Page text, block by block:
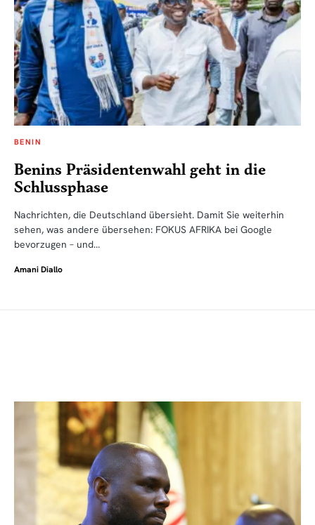
BENIN
Benins Präsidentenwahl geht in die
Schlussphase
Nachrichten, die Deutschland übersieht. Damit Sie weiterhin
sehen, was andere übersehen: FOKUS AFRIKA bei Google
bevorzugen – und…
Amani Diallo